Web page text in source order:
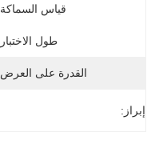
قياس
طول
القدرة على
إبراز: